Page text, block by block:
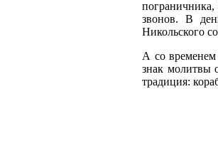
звонов. В
Никольского
А со временем
знак молитвы
традиция: